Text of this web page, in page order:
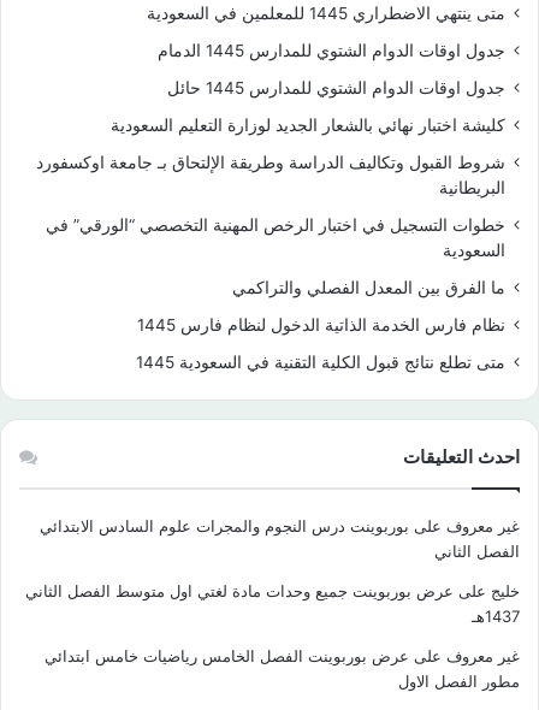
متى ينتهي الاضطراري 1445 للمعلمين في السعودية
جدول اوقات الدوام الشتوي للمدارس 1445 الدمام
جدول اوقات الدوام الشتوي للمدارس 1445 حائل
كليشة اختبار نهائي بالشعار الجديد لوزارة التعليم السعودية
شروط القبول وتكاليف الدراسة وطريقة الإلتحاق بـ جامعة اوكسفورد
البريطانية
خطوات التسجيل في اختبار الرخص المهنية التخصصي “الورقي” في
السعودية
ما الفرق بين المعدل الفصلي والتراكمي
نظام فارس الخدمة الذاتية الدخول لنظام فارس 1445
متى تطلع نتائج قبول الكلية التقنية في السعودية 1445
احدث التعليقات
غير معروف على بوربوينت درس النجوم والمجرات علوم السادس الابتدائي
الفصل الثاني
خليج على عرض بوربوينت جميع وحدات مادة لغتي اول متوسط الفصل الثاني
1437هـ
غير معروف على عرض بوربوينت الفصل الخامس رياضيات خامس ابتدائي
مطور الفصل الاول